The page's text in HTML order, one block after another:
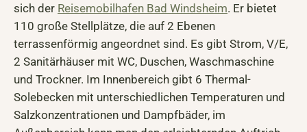
sich der Reisemobilhafen Bad Windsheim. Er bietet
110 große Stellplätze, die auf 2 Ebenen
terrassenförmig angeordnet sind. Es gibt Strom, V/E,
2 Sanitärhäuser mit WC, Duschen, Waschmaschine
und Trockner. Im Innenbereich gibt 6 Thermal-
Solebecken mit unterschiedlichen Temperaturen und
Salzkonzentrationen und Dampfbäder, im